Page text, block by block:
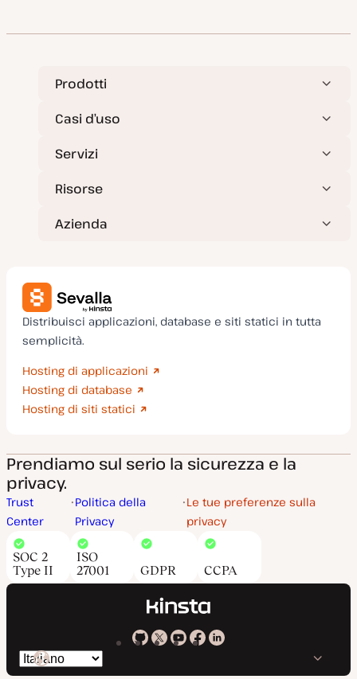
Prodotti
Casi d’uso
Servizi
Risorse
Azienda
Distribuisci applicazioni, database e siti statici in tutta
semplicità.
Hosting di applicazioni
Hosting di database
Hosting di siti statici
Prendiamo sul serio la sicurezza e la
privacy.
Trust
Center
Politica della
Privacy
Le tue preferenze sulla
privacy
SOC 2
Type II
ISO
27001
GDPR CCPA
KinstaKinstaKinsta
KinstaKinsta
Cambia